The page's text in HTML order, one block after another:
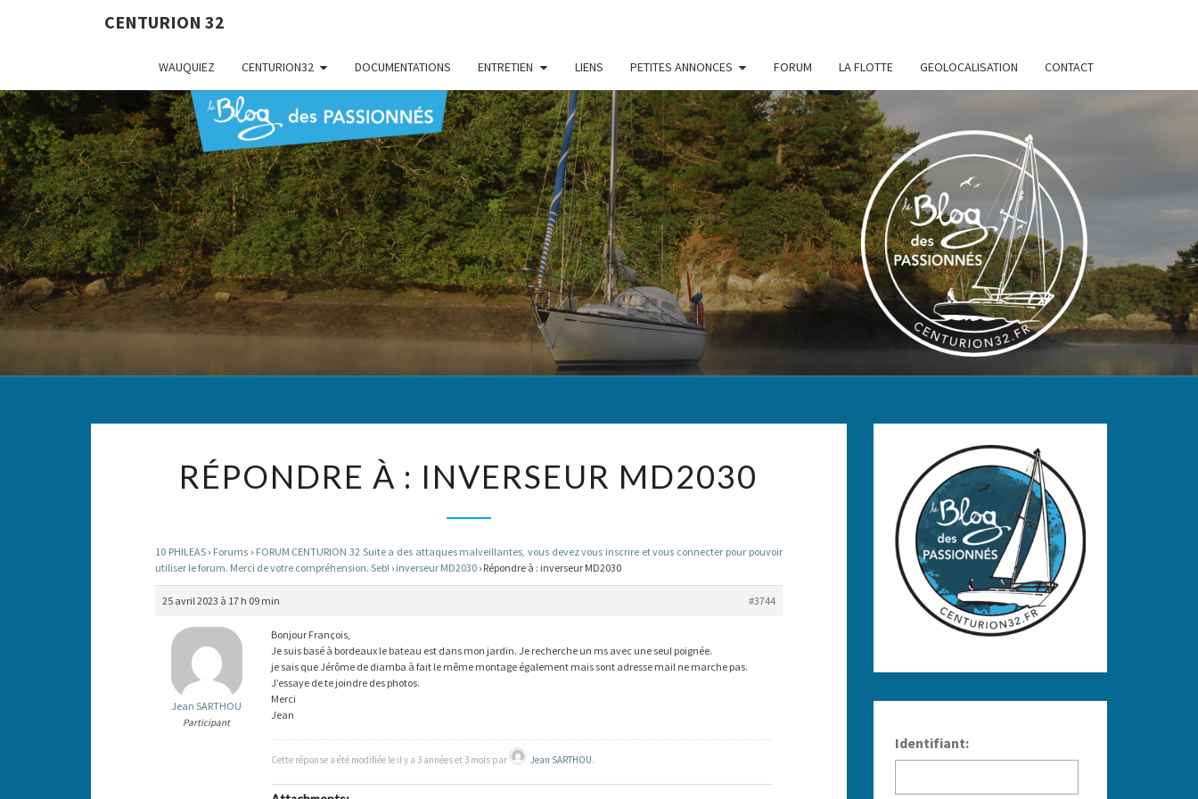
CENTURION 32
WAUQUIEZ CENTURION32 DOCUMENTATIONS ENTRETIEN LIENS PETITES ANNONCES FORUM LA FLOTTE GEOLOCALISATION CONTACT
CENTURION
32
Le Blog
Des
Passionnés
À :
RÉPONDRE À : INVERSEUR MD2030
10 PHILEAS › Forums › FORUM CENTURION 32 Suite a des attaques malveillantes, vous devez vous inscrire et vous connecter pour pouvoir
utiliser le forum. Merci de votre compréhension. Seb! › inverseur MD2030 › Répondre à : inverseur MD2030
25 avril 2023 à 17 h 09 min #3744
Jean SARTHOU
Participant
Bonjour François,
Je suis basé à bordeaux le bateau est dans mon jardin. Je recherche un ms avec une seul poignée.
je sais que Jérôme de diamba à fait le même montage également mais sont adresse mail ne marche pas.
J’essaye de te joindre des photos.
Merci
Jean
Cette réponse a été modifiée le il y a 3 années et 3 mois par Jean SARTHOU.
Identifiant: